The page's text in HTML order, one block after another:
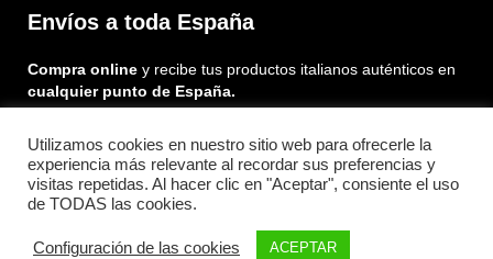
Envíos a toda España
Compra online y recibe tus productos italianos auténticos en
cualquier punto de España.
Encuéntranos en:
FacebookInstagram
Tiktok
Menu
Utilizamos cookies en nuestro sitio web para ofrecerle la
experiencia más relevante al recordar sus preferencias y
visitas repetidas. Al hacer clic en "Aceptar", consiente el uso
de TODAS las cookies.
Configuración de las cookies ACEPTAR